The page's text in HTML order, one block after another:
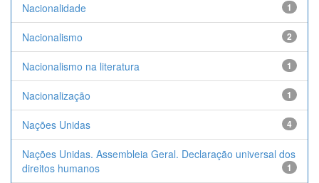
Nacionalidade 1
Nacionalismo 2
Nacionalismo na literatura 1
Nacionalização 1
Nações Unidas 4
Nações Unidas. Assembleia Geral. Declaração universal dos
direitos humanos
1